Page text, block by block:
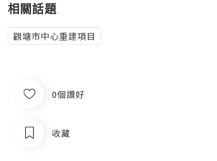
相關話題
觀塘市中心重建項目
0個讚好
收藏